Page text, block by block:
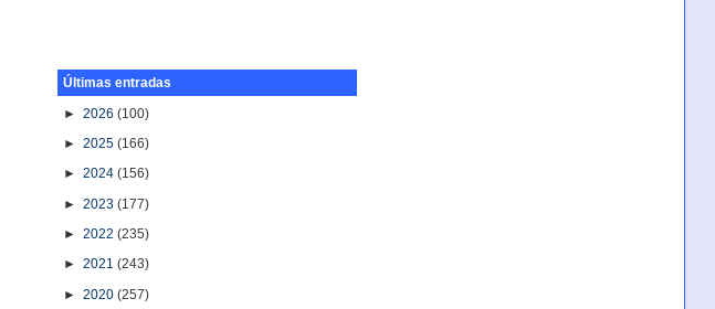
Últimas entradas
►2026(100)
►2025(166)
►2024(156)
►2023(177)
►2022(235)
►2021(243)
►2020(257)